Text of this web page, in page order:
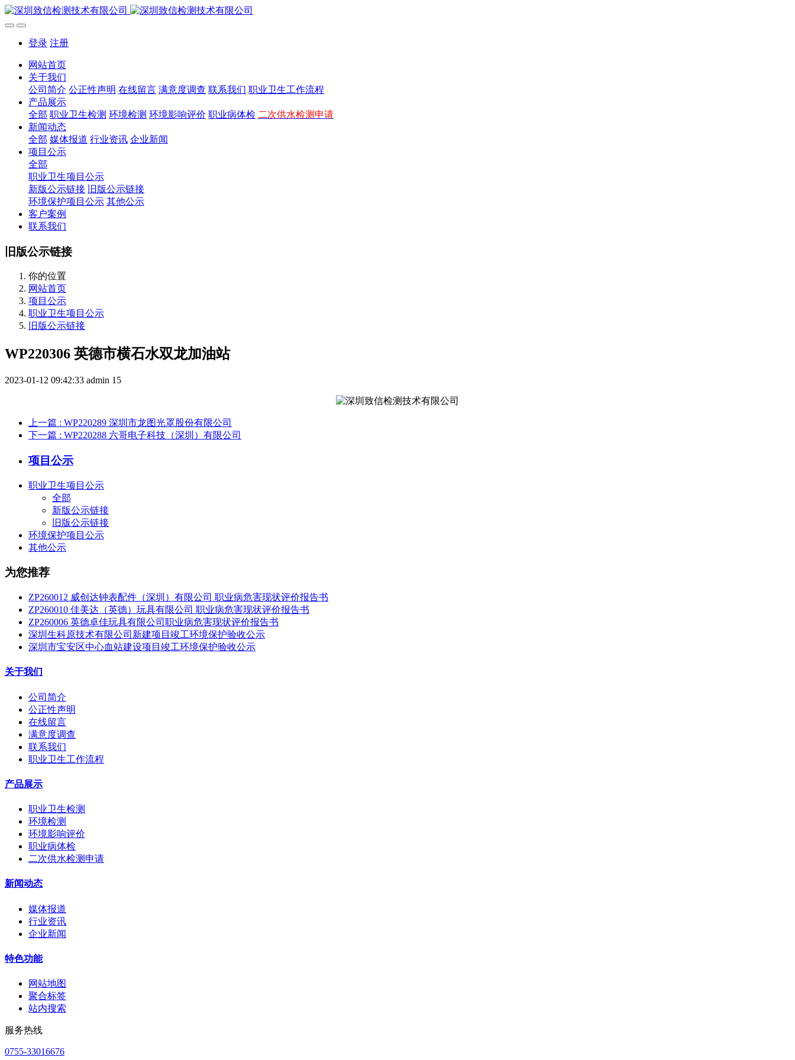
登录 注册
网站首页
关于我们
公司简介 公正性声明 在线留言 满意度调查 联系我们 职业卫生工作流程
产品展示
全部 职业卫生检测 环境检测 环境影响评价 职业病体检 二次供水检测申请
新闻动态
全部 媒体报道 行业资讯 企业新闻
项目公示
全部
职业卫生项目公示
新版公示链接
旧版公示链接
环境保护项目公示 其他公示
客户案例
联系我们
旧版公示链接
你的位置
网站首页
项目公示
职业卫生项目公示
旧版公示链接
WP220306 英德市横石水双龙加油站
2023-01-12 09:42:33 admin 15
上一篇 : WP220289 深圳市龙图光罩股份有限公司
下一篇 : WP220288 六哥电子科技（深圳）有限公司
项目公示
职业卫生项目公示
全部
新版公示链接
旧版公示链接
环境保护项目公示
其他公示
为您推荐
ZP260012 威创达钟表配件（深圳）有限公司 职业病危害现状评价报告书
ZP260010 佳美达（英德）玩具有限公司 职业病危害现状评价报告书
ZP260006 英德卓佳玩具有限公司职业病危害现状评价报告书
深圳生科原技术有限公司新建项目竣工环境保护验收公示
深圳市宝安区中心血站建设项目竣工环境保护验收公示
关于我们
公司简介
公正性声明
在线留言
满意度调查
联系我们
职业卫生工作流程
产品展示
职业卫生检测
环境检测
环境影响评价
职业病体检
二次供水检测申请
新闻动态
媒体报道
行业资讯
企业新闻
特色功能
网站地图
聚合标签
站内搜索
服务热线
0755-33016676